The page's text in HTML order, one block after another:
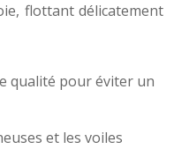
flottant délicatement
qualité pour éviter un
et les voiles